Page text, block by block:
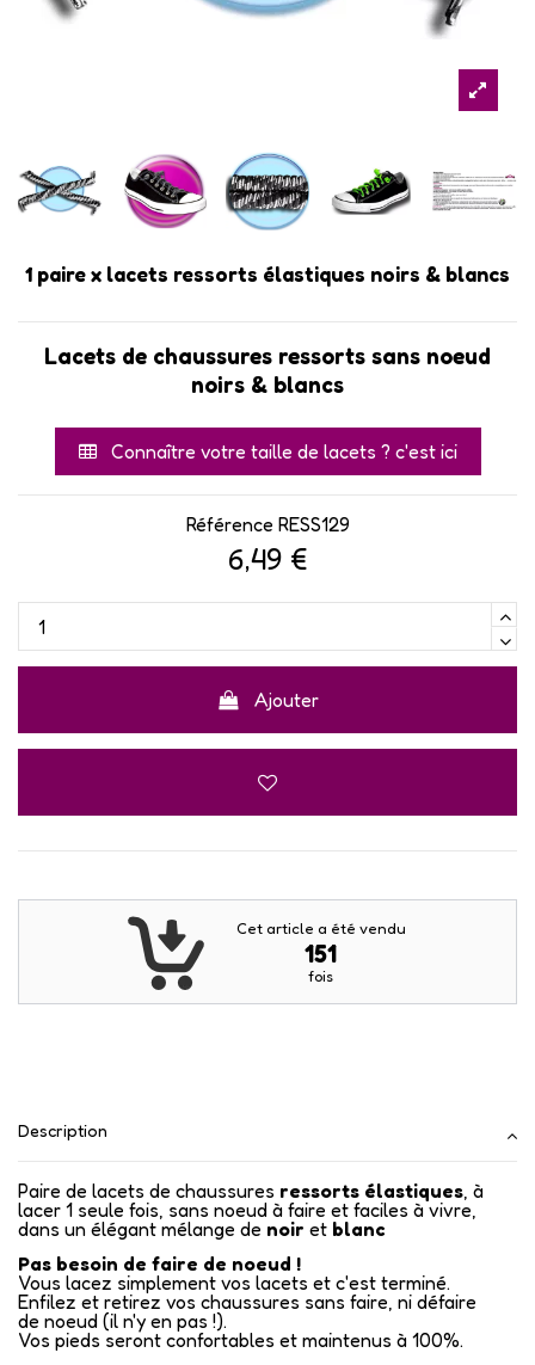
1 paire x lacets ressorts élastiques noirs & blancs
Lacets de chaussures ressorts sans noeud
noirs & blancs
Connaître votre taille de lacets ? c'est ici
Référence RESS129
6,49 €
Ajouter
Cet article a été vendu
151
fois
Description
Paire de lacets de chaussures ressorts élastiques, à
lacer 1 seule fois, sans noeud à faire et faciles à vivre,
dans un élégant mélange de noir et blanc
Pas besoin de faire de noeud !
Vous lacez simplement vos lacets et c'est terminé.
Enfilez et retirez vos chaussures sans faire, ni défaire
de noeud (il n'y en pas !).
Vos pieds seront confortables et maintenus à 100%.